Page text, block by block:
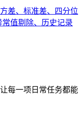
差、标准差、四分位
值剔除、历史记录
每一项日常任务都能